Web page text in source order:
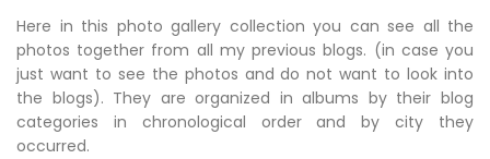
Here in this photo gallery collection you can see all the
photos together from all my previous blogs. (in case you
just want to see the photos and do not want to look into
the blogs). They are organized in albums by their blog
categories in chronological order and by city they
occurred.